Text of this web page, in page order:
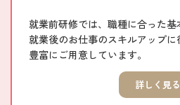
就業前研修では、職種に合った基
就業後のお仕事のスキルアップに
豊富にご用意しています。
詳しく見る